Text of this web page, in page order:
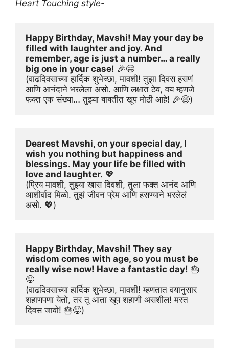
Heart Touching style-
Happy Birthday, Mavshi! May your day be
filled with laughter and joy. And
remember, age is just a number… a really
big one in your case! 🎉😄
(वाढदिवसाच्या हार्दिक शुभेच्छा, मावशी! तुझा दिवस हसणं
आणि आनंदाने भरलेला असो. आणि लक्षात ठेव, वय म्हणजे
फक्त एक संख्या… तुझ्या बाबतीत खूप मोठी आहे! 🎉😄)
Dearest Mavshi, on your special day, I
wish you nothing but happiness and
blessings. May your life be filled with
love and laughter. 💖
(प्रिय मावशी, तुझ्या खास दिवशी, तुला फक्त आनंद आणि
आशीर्वाद मिळो. तुझं जीवन प्रेम आणि हसण्याने भरलेलं
असो. 💖)
Happy Birthday, Mavshi! They say
wisdom comes with age, so you must be
really wise now! Have a fantastic day! 🎂
😜
(वाढदिवसाच्या हार्दिक शुभेच्छा, मावशी! म्हणतात वयानुसार
शहाणपणा येतो, तर तू आता खूप शहाणी असशील! मस्त
दिवस जावो! 🎂😜)